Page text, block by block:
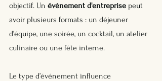
objectif. Un événement d'entreprise peut
avoir plusieurs formats : un déjeuner
d’équipe, une soirée, un cocktail, un atelier
culinaire ou une fête interne.
Le type d’événement influence